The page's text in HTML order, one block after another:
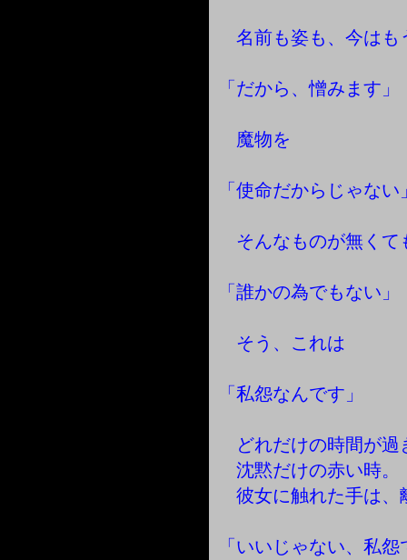
名前も姿も、今はも
「だから、憎みます」
魔物を
「使命だからじゃない
そんなものが無くて
「誰かの為でもない」
そう、これは
「私怨なんです」
どれだけの時間が過
沈黙だけの赤い時。
彼女に触れた手は、
「いいじゃない、私怨